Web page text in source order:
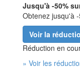
Jusqu'à -50%
Obtenez jusqu'à
Voir la
Réduction en
» Voir les